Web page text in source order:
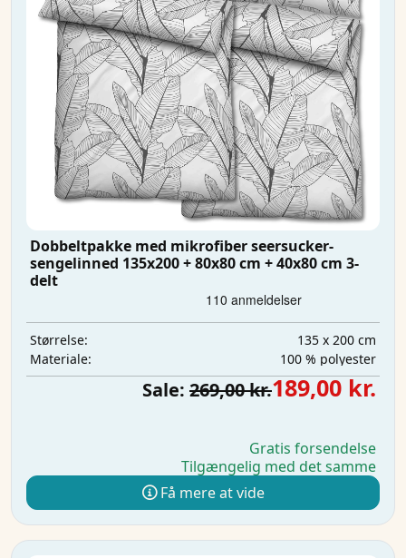
Dobbeltpakke med mikrofiber seersucker-
sengelinned 135x200 + 80x80 cm + 40x80 cm 3-
delt
Størrelse:
135 x 200 cm
Materiale:
100 % polyester
Sale: 269,00 kr.189,00 kr.
Gratis forsendelse
Tilgængelig med det samme
Få mere at vide